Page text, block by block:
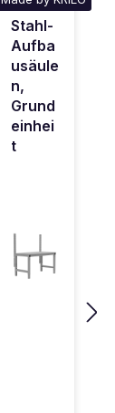
PLAN
Stahl-
Aufba
usäule
n,
Grund
einhei
t